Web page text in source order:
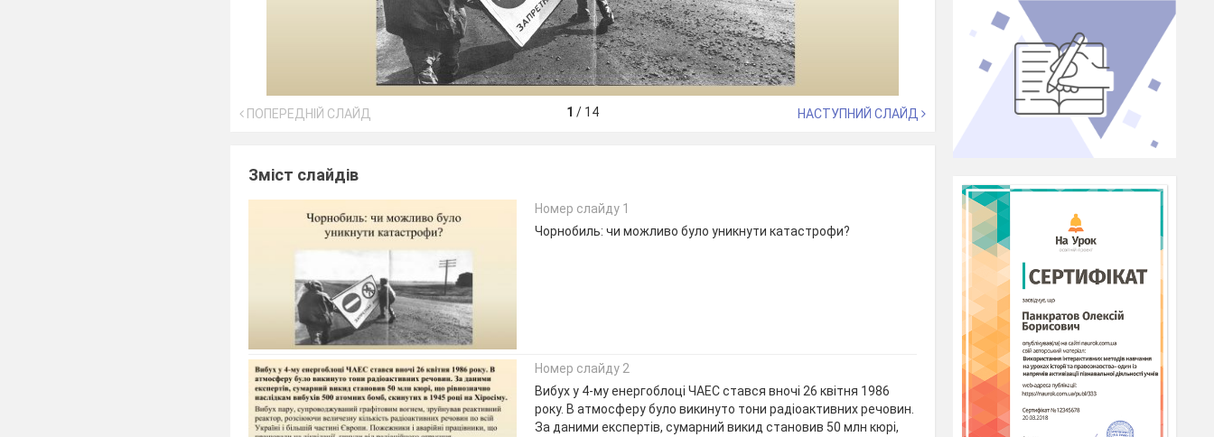
ПОПЕРЕДНІЙ СЛАЙД 1 / 14 НАСТУПНИЙ СЛАЙД
Зміст слайдів
Номер слайду 1
Чорнобиль: чи можливо було уникнути катастрофи?
Номер слайду 2
Вибух у 4-му енергоблоці ЧАЕС стався вночі 26 квітня 1986
року. В атмосферу було викинуто тони радіоактивних речовин.
За даними експертів, сумарний викид становив 50 млн кюрі,